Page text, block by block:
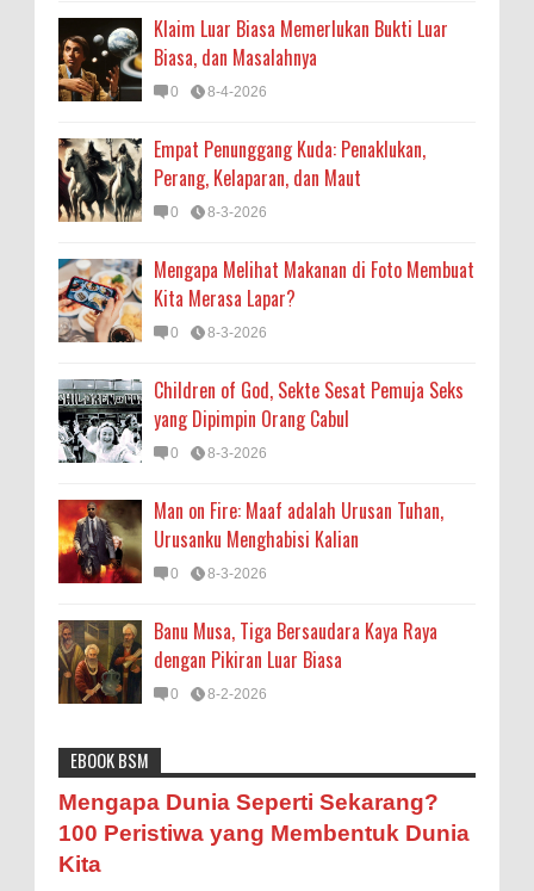
Klaim Luar Biasa Memerlukan Bukti Luar
Biasa, dan Masalahnya
0 8-4-2026
Empat Penunggang Kuda: Penaklukan,
Perang, Kelaparan, dan Maut
0 8-3-2026
Mengapa Melihat Makanan di Foto Membuat
Kita Merasa Lapar?
0 8-3-2026
Children of God, Sekte Sesat Pemuja Seks
yang Dipimpin Orang Cabul
0 8-3-2026
Man on Fire: Maaf adalah Urusan Tuhan,
Urusanku Menghabisi Kalian
0 8-3-2026
Banu Musa, Tiga Bersaudara Kaya Raya
dengan Pikiran Luar Biasa
0 8-2-2026
Astronomi Biologi Budaya Buku
Bumi
Entertainment
Fakta & Statistik Fauna
Filsafat
Flora
Mengapa Negara Miskin Tidak Mencetak
Uang yang Banyak saja biar Kaya?
Ilustrasi/istimewa Jawaban untuk pertanyaan itu
EBOOK BSM
Mengapa Dunia Seperti Sekarang?
100 Peristiwa yang Membentuk Dunia
Kita